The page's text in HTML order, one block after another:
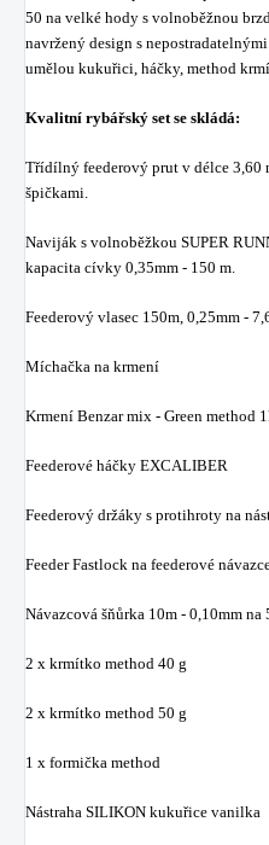
50 na velké hody s volnoběžnou
navržený design s
umělou kukuřici, háčky, method
Kvalitní rybářský set se skládá:
Třídílný feederový prut v délce 3,60
špičkami.
Naviják s volnoběžkou SUPER
kapacita cívky 0,35mm - 150 m.
Feederový vlasec 150m, 0,25mm -
Míchačka na krmení
Krmení Benzar mix - Green method
Feederové háčky EXCALIBER
Feederový držáky s protihroty na
Feeder Fastlock na feederové
Návazcová šňůrka 10m - 0,10mm na
2 x krmítko method 40 g
2 x krmítko method 50 g
1 x formička method
Nástraha SILIKON kukuřice vanilka